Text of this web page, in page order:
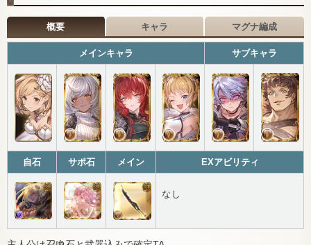
概要 キャラ マグナ編成
メインキャラ サブキャラ
自石 サポ石 メイン EXアビリティ
なし